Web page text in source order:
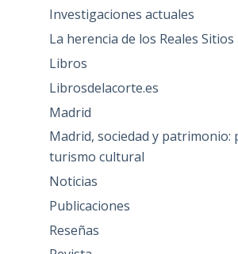
Investigaciones actuales
La herencia de los Reales Sitios
Libros
Librosdelacorte.es
Madrid
Madrid, sociedad y patrimonio:
turismo cultural
Noticias
Publicaciones
Reseñas